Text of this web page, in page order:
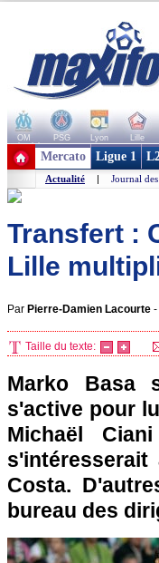
OM PSG Lyon Lille
+ de clubs
Mercato Ligue 1
Actualité | Journal
Transfert :
Lille
Par Pierre-Damien Lacourte -
Taille du texte:
Marko Basa
s'active pour
Michaël
Costa.
bureau des